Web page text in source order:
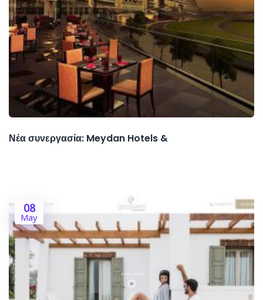
Νέα συνεργασία: Meydan Hotels &
08
May